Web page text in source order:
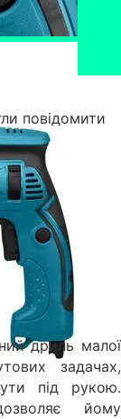
повідомити
дриль малої
задачах,
під рукою.
йому